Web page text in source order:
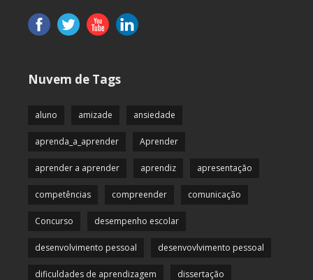
Nuvem de Tags
aluno amizade ansiedade
aprenda_a_aprender Aprender
aprender a aprender aprendiz apresentação
competências compreender comunicação
Concurso desempenho escolar
desenvolvimento pessoal desenvovlvimento pessoal
dificuldades de aprendizagem dissertação